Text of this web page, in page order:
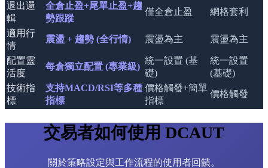
退出邏
輯
全倉止盈+尾單止盈+趨
勢跟蹤
僅全倉止盈 網格套利
適用行
情
震盪 + 趨勢 (全行情) 震盪為主 震盪為主
配置靈
活度
每倉獨立配置 (專業級)
統一設置 (基
礎)
統一設置
(基礎)
技術指
標
支持MACD/RSI等多種
指標
價格觸發+簡單
指標
價格觸發
交易者如何使用 DCAUT
關於策略設定與工作流程的使用者回饋。